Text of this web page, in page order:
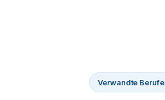
Verwandte Berufe